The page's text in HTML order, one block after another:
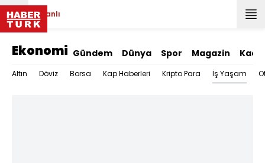
Canlı
Ekonomi Gündem Dünya Spor Magazin
Altın Döviz Borsa Kap Haberleri Kripto Para İş Yaşam